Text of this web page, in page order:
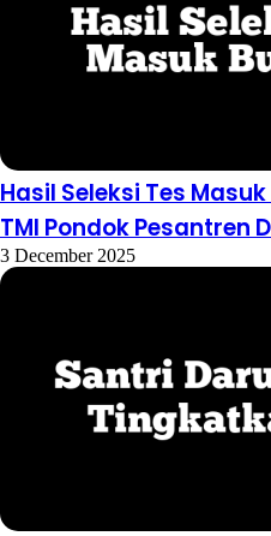
Hasil Seleksi Tes
TMI Pondok Pesantren
3 December 2025